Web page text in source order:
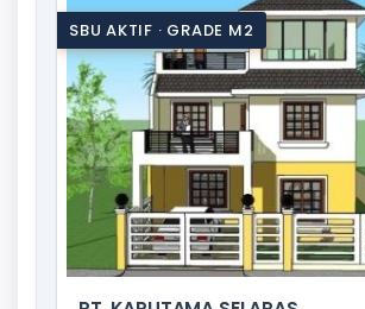
SBU AKTIF · GRADE M2